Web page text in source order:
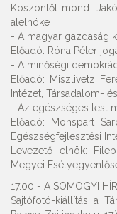
Köszöntőt mond:
alelnöke
- A magyar gazdaság
Előadó: Róna Péter
- A minőségi
Előadó: Miszlivetz
Intézet, Társadalom-
- Az egészséges test
Előadó: Monspart
Egészségfejlesztési
Levezető elnök:
Megyei
17.00 - A SOMOGYI
Sajtófotó-kiállítás a